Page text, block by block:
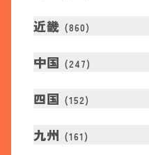
近畿 (860)
中国 (247)
四国 (152)
九州 (161 )